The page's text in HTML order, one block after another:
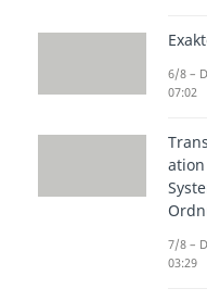
n =
die
eine
und
6/8 –
07:02
7/8 –
03:29